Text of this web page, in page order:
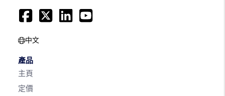
中文
產品
主頁
定價